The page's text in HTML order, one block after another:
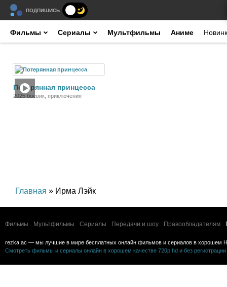
ПОДПИШИСЬ
Фильмы Сериалы Мультфильмы Аниме
Фильм
Потерянная принцесса
2025 боевик, приключения
Главная » Ирма Лэйк
Фильмы Мультфильмы Сериалы Передачи и шоу Правообладателям
rezka.ac — мы лучшие в мире бесплатных онлайн фильмов и сериалов в хорошем
Смотреть фильмы и сериалы онлайн в хорошем качестве 720p hd и без